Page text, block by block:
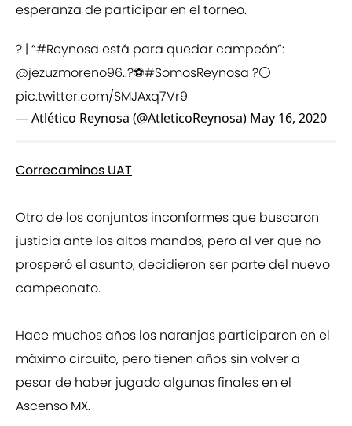
esperanza de participar en el torneo.
? | “#Reynosa está para quedar campeón”:
@jezuzmoreno96..?⚽#SomosReynosa ?⚪
pic.twitter.com/SMJAxq7Vr9
— Atlético Reynosa (@AtleticoReynosa) May 16, 2020
Correcaminos UAT
Otro de los conjuntos inconformes que buscaron
justicia ante los altos mandos, pero al ver que no
prosperó el asunto, decidieron ser parte del nuevo
campeonato.
Hace muchos años los naranjas participaron en el
máximo circuito, pero tienen años sin volver a
pesar de haber jugado algunas finales en el
Ascenso MX.